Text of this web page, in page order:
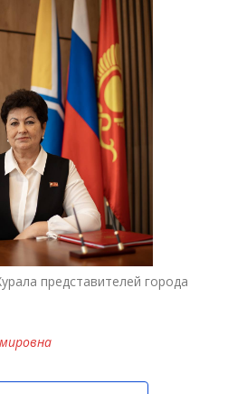
представителей города